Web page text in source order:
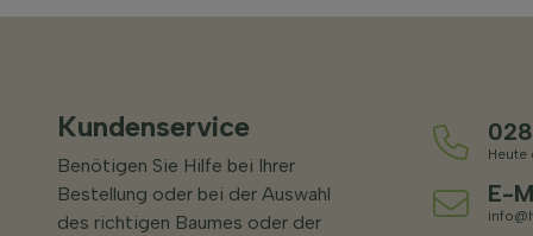
Kundenservice
Benötigen Sie Hilfe bei Ihrer
Bestellung oder bei der Auswahl
des richtigen Baumes oder der
Heute
E-